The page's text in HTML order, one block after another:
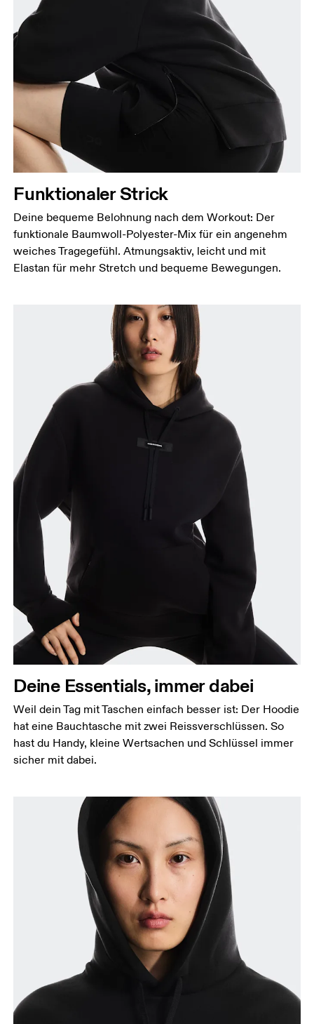
grössten ist. Achte darauf, das Massband gerade zu
halten.
Taille
Miss den Umfang deiner natürlichen Taille. Dort,
wo dein Oberkörper am schmalsten ist.
Hüfte
Miss um die breiteste Stelle deiner Hüfte herum.
Funktionaler Strick
Deine bequeme Belohnung nach dem Workout: Der
funktionale Baumwoll-Polyester-Mix für ein angenehm
weiches Tragegefühl. Atmungsaktiv, leicht und mit
Elastan für mehr Stretch und bequeme Bewegungen.
Deine Essentials, immer dabei
Weil dein Tag mit Taschen einfach besser ist: Der Hoodie
hat eine Bauchtasche mit zwei Reissverschlüssen. So
hast du Handy, kleine Wertsachen und Schlüssel immer
sicher mit dabei.